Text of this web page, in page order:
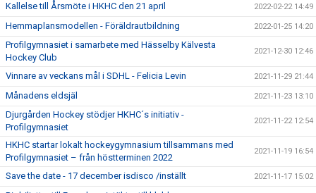
Kallelse till Årsmöte i HKHC den 21 april 2022-02-22 14:49
Hemmaplansmodellen - Föräldrautbildning 2022-01-25 14:20
Profilgymnasiet i samarbete med Hässelby Kälvesta
Hockey Club
2021-12-30 12:46
Vinnare av veckans mål i SDHL - Felicia Levin 2021-11-29 21:44
Månadens eldsjäl 2021-11-23 13:10
Djurgården Hockey stödjer HKHC´s initiativ -
Profilgymnasiet
2021-11-22 12:54
HKHC startar lokalt hockeygymnasium tillsammans med
Profilgymnasiet – från höstterminen 2022
2021-11-19 16:54
Save the date - 17 december isdisco /inställt 2021-11-17 15:02